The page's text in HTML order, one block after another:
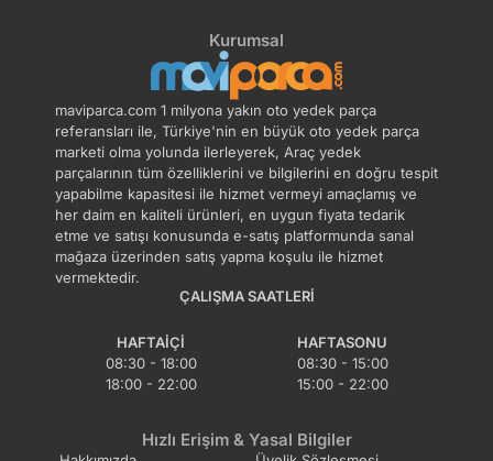
Kurumsal
maviparca.com 1 milyona yakın oto yedek parça
referansları ile, Türkiye'nin en büyük oto yedek parça
marketi olma yolunda ilerleyerek, Araç yedek
parçalarının tüm özelliklerini ve bilgilerini en doğru tespit
yapabilme kapasitesi ile hizmet vermeyi amaçlamış ve
her daim en kaliteli ürünleri, en uygun fiyata tedarik
etme ve satışı konusunda e-satış platformunda sanal
mağaza üzerinden satış yapma koşulu ile hizmet
vermektedir.
ÇALIŞMA SAATLERI
HAFTAIÇI
08:30 - 18:00
18:00 - 22:00
HAFTASONU
08:30 - 15:00
15:00 - 22:00
Hızlı Erişim & Yasal Bilgiler